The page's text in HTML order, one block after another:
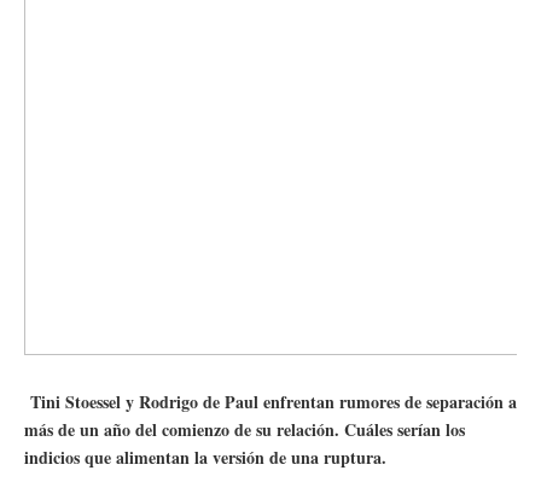
Tini Stoessel y Rodrigo de Paul enfrentan rumores de separación a
más de un año del comienzo de su relación. Cuáles serían los
indicios que alimentan la versión de una ruptura.